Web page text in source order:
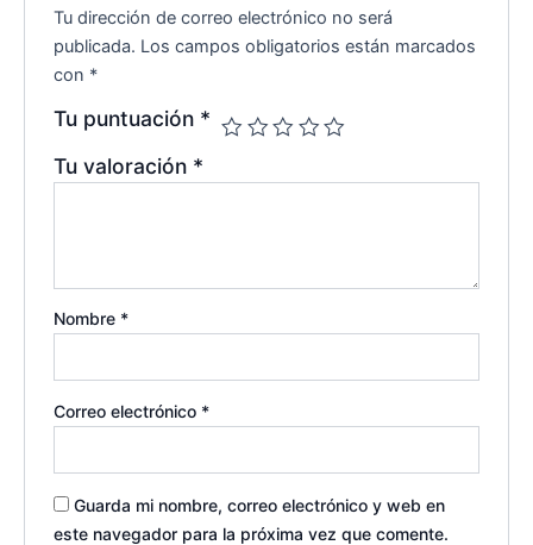
Tu dirección de correo electrónico no será
publicada. Los campos obligatorios están marcados
con *
Tu puntuación *
Tu valoración *
Nombre *
Correo electrónico *
Guarda mi nombre, correo electrónico y web en
este navegador para la próxima vez que comente.